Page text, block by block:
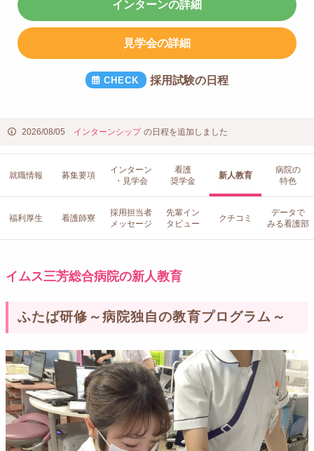
インターンの詳細
見学会の詳細
採用試験の日程
2026/08/05 インターンシップ の日程を追加しました
就職情報 募集要項
インターン
・見学会
看護
奨学金
新人教育
病院の
特色
福利厚生 看護師寮
採用担当者
メッセージ
先輩イン
タビュー
クチコミ
データで
みる看護部
イムス三芳総合病院の新人教育
ふたば研修～病院独自の教育プログラム～